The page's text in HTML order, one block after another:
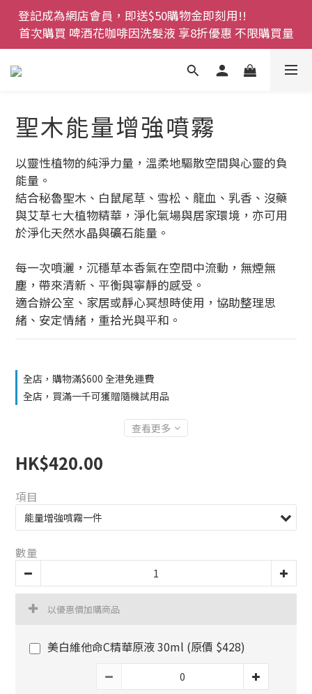
登記成為網店會員，即送$50購物金即刻用!!
首次購買 啤酒花咖啡因洗髮液 享8折優惠 不限購買量
登記成為網店會員，即送$50購物金即刻用!!
首次購買 啤酒花咖啡因洗髮液 享8折優惠 不限購買量
價貨 85 折，幫朋友買大家一齊抵 !!
裝 濕疹舒敏膏   幼兒適用
登記成為網店會員，即送$50購物金即刻用!!
首次購買 啤酒花咖啡因洗髮液 享8折優惠 不限購買量
聖木能量增強噴霧
以靈性植物的純淨力量，溫柔地驅散空間與心靈的負
能量。
結合秘魯聖木、白鼠尾草、雪松、龍血、乳香、沒藥
與艾草七大植物精華，淨化氣場與居家環境，亦可用
於淨化天然水晶與礦石能量。
每一次噴灑，沉穩草本香氣在空間中流動，無煙無
塵，帶來清新、平衡與寧靜的感受。
適合辦公室、家居或靜心冥想時使用，協助整理思
緒、安定情緒，重拾光與平和。
全店，購物滿$600 全港免運費
全店，買滿一千可獲贈隨機試用品
查看更多
HK$420.00
項目
數量
以優惠價加購商品
美白維他命C精華原液 30ml (原價 $428)